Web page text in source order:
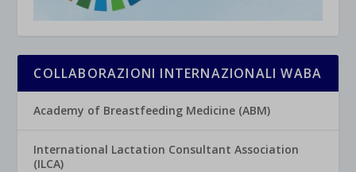
COLLABORAZIONI INTERNAZIONALI WABA
Academy of Breastfeeding Medicine (ABM)
International Lactation Consultant Association
(ILCA)